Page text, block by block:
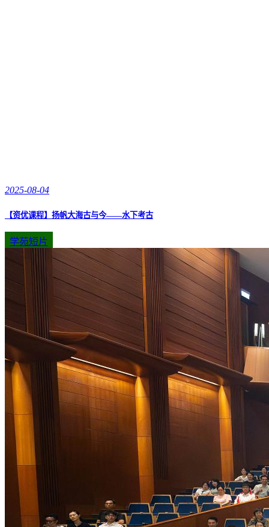
2025-08-04
【资优课程】扬帆大海古与今——水下考古
学苑短片